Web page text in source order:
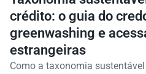
crédito: o guia do
greenwashing e
estrangeiras
Como a taxonomia